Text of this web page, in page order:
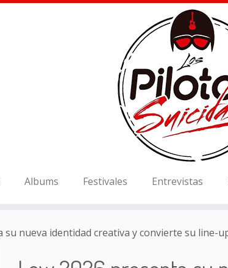
Albums Festivales Entrevistas
su nueva identidad creativa y convierte su line-